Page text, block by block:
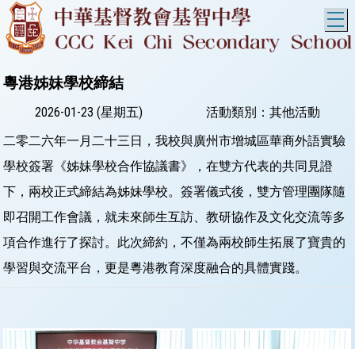
粵港姊妹學校締結
2026-01-23 (星期五)
活動類別：其他活動
二零二六年一月二十三日，我校與廣州市增城區華商外語實驗
學校簽署《姊妹學校合作協議書》，在雙方代表的共同見證
下，兩校正式締結為姊妹學校。簽署儀式後，雙方管理團隊隨
即召開工作會議，就未來師生互訪、教研協作及文化交流等多
項合作進行了探討。此次締約，不僅為兩校師生拓展了寶貴的
學習與交流平台，更是粵港教育深度融合的具體實踐。